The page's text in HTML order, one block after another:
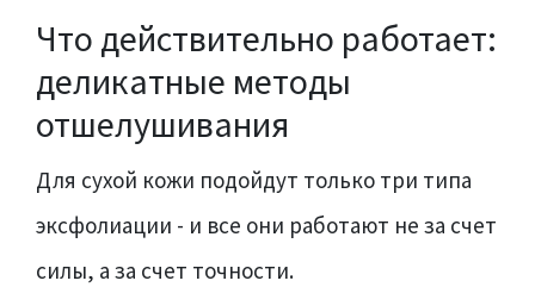
Что действительно работает:
деликатные методы
отшелушивания
Для сухой кожи подойдут только три типа
эксфолиации - и все они работают не за счет
силы, а за счет точности.